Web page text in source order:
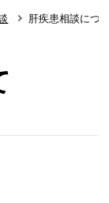
肝疾患相談につ